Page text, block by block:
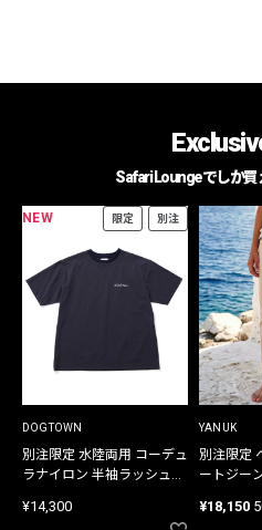
Safari Loungeでしか
NEW 限定 別注
DOGTOWN
別注限定 水陸両用 コーデュ
ラナイロン 半袖ラッシュガ
¥14,300
YANUK
別注限定
ートジー
¥18,150